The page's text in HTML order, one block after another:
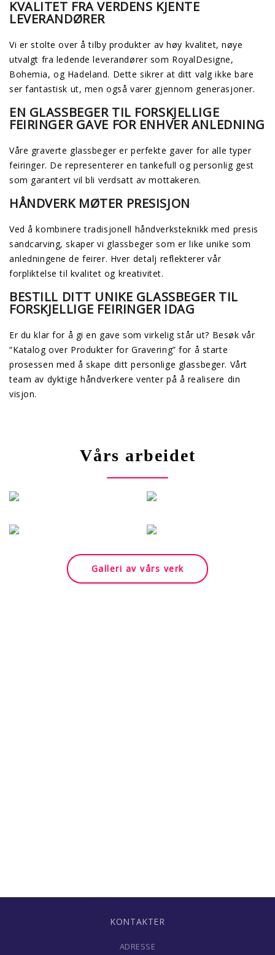
KVALITET FRA VERDENS KJENTE
LEVERANDØRER
Vi er stolte over å tilby produkter av høy kvalitet, nøye
utvalgt fra ledende leverandører som RoyalDesigne,
Bohemia, og Hadeland. Dette sikrer at ditt valg ikke bare
ser fantastisk ut, men også varer gjennom generasjoner.
EN GLASSBEGER TIL FORSKJELLIGE
FEIRINGER GAVE FOR ENHVER ANLEDNING
Våre graverte glassbeger er perfekte gaver for alle typer
feiringer. De representerer en tankefull og personlig gest
som garantert vil bli verdsatt av mottakeren.
HÅNDVERK MØTER PRESISJON
Ved å kombinere tradisjonell håndverksteknikk med presis
sandcarving, skaper vi glassbeger som er like unike som
anledningene de feirer. Hver detalj reflekterer vår
forpliktelse til kvalitet og kreativitet.
BESTILL DITT UNIKE GLASSBEGER TIL
FORSKJELLIGE FEIRINGER IDAG
Er du klar for å gi en gave som virkelig står ut? Besøk vår
“Katalog over Produkter for Gravering” for å starte
prosessen med å skape ditt personlige glassbeger. Vårt
team av dyktige håndverkere venter på å realisere din
visjon.
Vårs arbeidet
Galleri av vårs verk
KONTAKTER
ADRESSE